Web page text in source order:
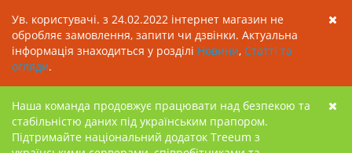
Ув. користувачі. з 24.02.2022 інтернет магазин не
обробляє замовлення, запити чи дзвінки. Актуальна
інформація знаходиться у розділі Новини, Статті та
огляди.
Наша команда продовжує працювати над безпекою та
стабільністю даних під українським прапором.
Підтримайте національний додаток Treeum з